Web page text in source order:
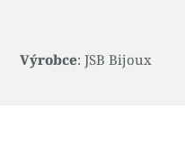
Výrobce: JSB Bijoux